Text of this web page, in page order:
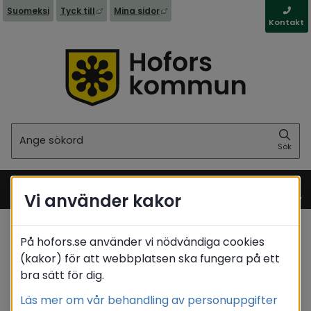
Suomeksi Tyck till Länk till annan webbplats, öppnas i nytt
Mina sidor Länk till annan webbplats,
Kontakt
Sök
Meny
Startsida Kommun & politik
Politik
/ Förtroendevalda / Matrikel
/ Johansson Viktor
Translate
Vi använder kakor
På hofors.se använder vi nödvändiga cookies
(kakor) för att webbplatsen ska fungera på ett
bra sätt för dig.
Läs mer om vår behandling av personuppgifter